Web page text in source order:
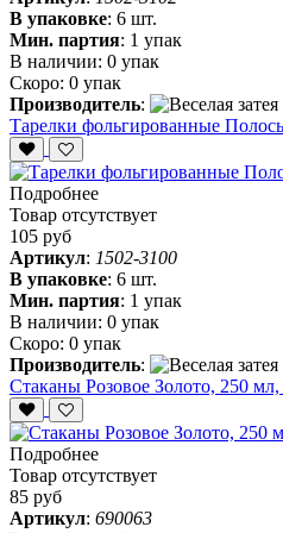
В упаковке: 6 шт.
Мин. партия: 1 упак
В наличии: 0 упак
Скоро: 0 упак
Производитель:
Тарелки фольгированные
Подробнее
Товар отсутствует
105 руб
Артикул: 1502-3100
В упаковке: 6 шт.
Мин. партия: 1 упак
В наличии: 0 упак
Скоро: 0 упак
Производитель:
Стаканы Розовое Золото, 250
Подробнее
Товар отсутствует
85 руб
Артикул: 690063